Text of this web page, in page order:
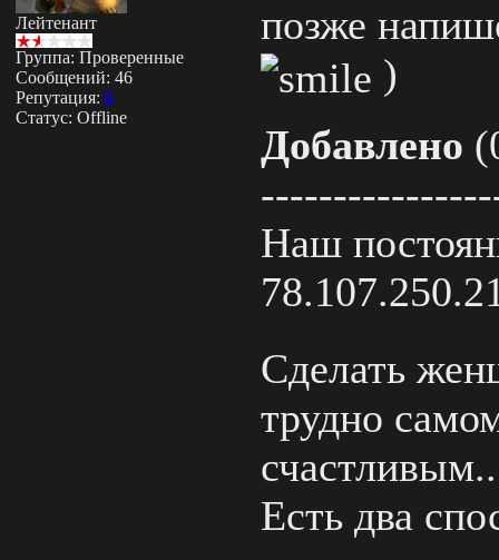
Лейтенант
Группа: Проверенные
Сообщений: 46
Репутация: 6
Статус: Offline
позже
)
Добавлено
Наш
Сделать
трудно
Есть два